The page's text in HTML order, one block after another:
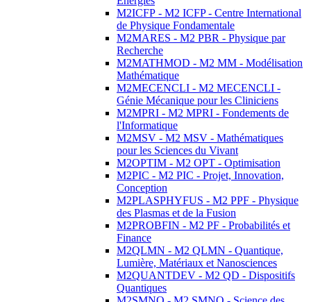
M2ICFP - M2 ICFP - Centre International
de Physique Fondamentale
M2MARES - M2 PBR - Physique par
Recherche
M2MATHMOD - M2 MM - Modélisation
Mathématique
M2MECENCLI - M2 MECENCLI -
Génie Mécanique pour les Cliniciens
M2MPRI - M2 MPRI - Fondements de
l'Informatique
M2MSV - M2 MSV - Mathématiques
pour les Sciences du Vivant
M2OPTIM - M2 OPT - Optimisation
M2PIC - M2 PIC - Projet, Innovation,
Conception
M2PLASPHYFUS - M2 PPF - Physique
des Plasmas et de la Fusion
M2PROBFIN - M2 PF - Probabilités et
Finance
M2QLMN - M2 QLMN - Quantique,
Lumière, Matériaux et Nanosciences
M2QUANTDEV - M2 QD - Dispositifs
Quantiques